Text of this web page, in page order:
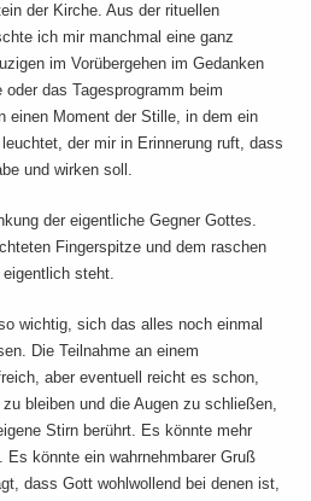
der Kirche. Aus der rituellen
ich mir manchmal eine ganz
im Vorübergehen im Gedanken
das Tagesprogramm beim
einen Moment der Stille, in dem ein
der mir in Erinnerung ruft, dass
und wirken soll.
der eigentliche Gegner Gottes.
Fingerspitze und dem raschen
steht.
wichtig, sich das alles noch einmal
Die Teilnahme an einem
aber eventuell reicht es schon,
bleiben und die Augen zu schließen,
Stirn berührt. Es könnte mehr
könnte ein wahrnehmbarer Gruß
dass Gott wohlwollend bei denen ist,